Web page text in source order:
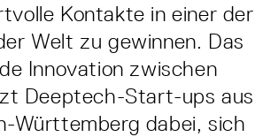
Kontakte in einer der
Welt zu gewinnen. Das
Innovation zwischen
Deeptech-Start-ups aus
Württemberg dabei, sich